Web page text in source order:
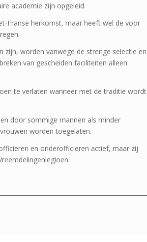
academie zijn opgeleid.
Franse herkomst, maar heeft wel de voor
worden vanwege de strenge selectie en
van gescheiden faciliteiten alleen
te verlaten wanneer met de traditie wordt
door sommige mannen als minder
worden toegelaten.
en onderofficieren actief, maar zij